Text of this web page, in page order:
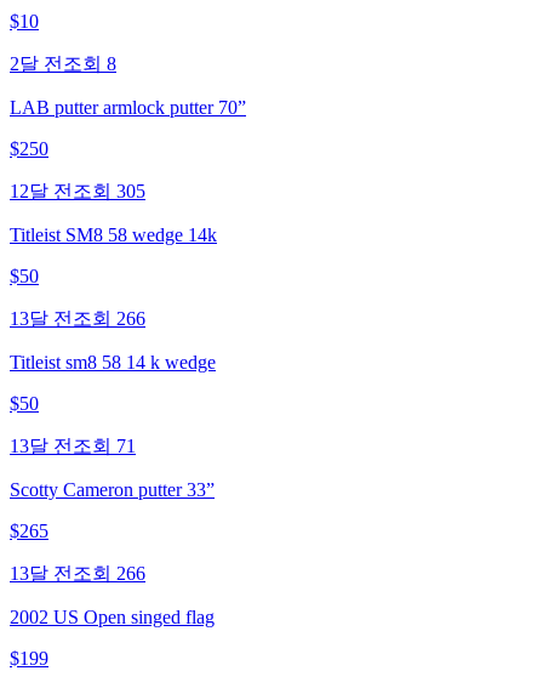
$10
2달 전 조회 8
LAB putter armlock putter 70”
$250
12달 전 조회 305
Titleist SM8 58 wedge 14k
$50
13달 전 조회 266
Titleist sm8 58 14 k wedge
$50
13달 전 조회 71
Scotty Cameron putter 33”
$265
13달 전 조회 266
2002 US Open singed flag
$199